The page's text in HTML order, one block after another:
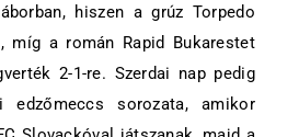
hiszen a grúz Torpedo
míg a román Rapid Bukarestet
2-1-re. Szerdai nap pedig
sorozata, amikor